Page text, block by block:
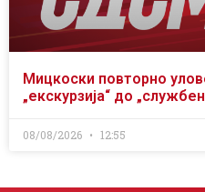
Мицкоски повторно
„екскурзија“ до
08/08/2026 12:55